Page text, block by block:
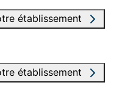
établissement
établissement